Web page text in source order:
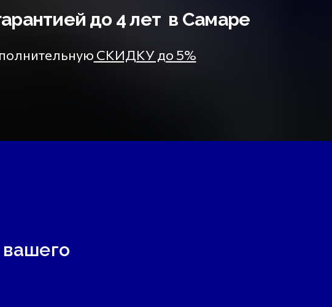
до 4 лет в Самаре
СКИДКУ до 5%